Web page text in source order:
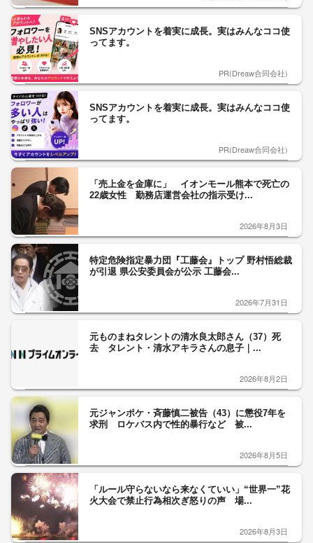
SNSアカウントを着実に成長。実はみんなココ使
ってます。
PR(Dreaw合同会社)
SNSアカウントを着実に成長。実はみんなココ使
ってます。
PR(Dreaw合同会社)
「売上金を金庫に」 イオンモール熊本で死亡の
22歳女性 勤務店運営会社の指示受け...
2026年8月3日
特定危険指定暴力団『工藤会』トップ 野村悟総裁
が引退 県公安委員会が公示 工藤会...
2026年7月31日
元ものまねタレントの清水良太郎さん（37）死
去 タレント・清水アキラさんの息子｜...
2026年8月2日
元ジャンポケ・斉藤慎二被告（43）に懲役7年を
求刑 ロケバス内で性的暴行など 被...
2026年8月5日
「ルール守らないなら来なくていい」“世界一”花
火大会で禁止行為相次ぎ怒りの声 場...
2026年8月3日